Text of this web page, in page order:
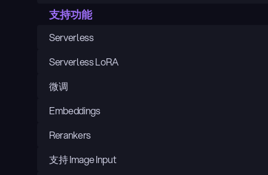
支持功能
Serverless
Serverless LoRA
微调
Embeddings
Rerankers
支持 Image Input